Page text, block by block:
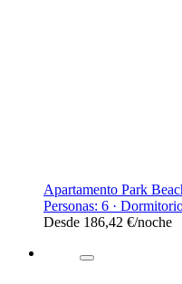
Apartamento Park
Personas: 6 ·
Desde 186,42 €/noche